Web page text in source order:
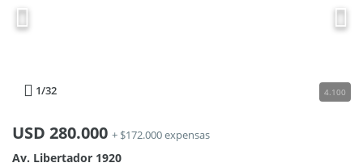
1/32 4.100
USD 280.000 + $172.000 expensas
Av. Libertador 1920